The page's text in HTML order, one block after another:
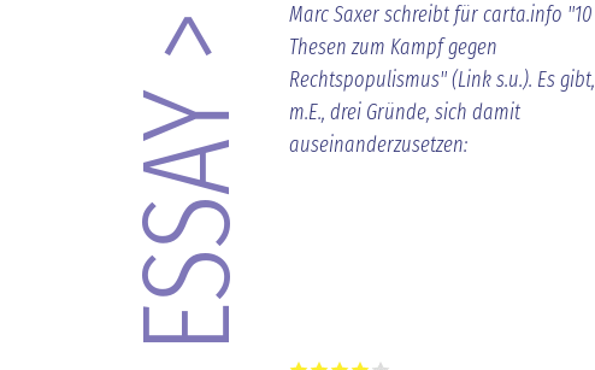
ESSAY >
Marc Saxer schreibt für carta.info "10
Thesen zum Kampf gegen
Rechtspopulismus" (Link s.u.). Es gibt,
m.E., drei Gründe, sich damit
auseinanderzusetzen: